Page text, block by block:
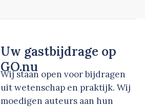
Uw gastbijdrage op
GO.nu
Wij staan open voor bijdragen
uit wetenschap en praktijk. Wij
moedigen auteurs aan hun